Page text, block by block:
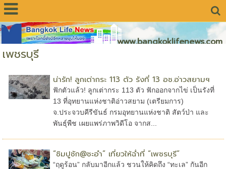
www.bangkoklifenews.com
เพชรบุรี
น่ารัก! ลูกเต่ากระ 113 ตัว รังที่ 13 อช.อ่าวสยามฯ
ฟักตัวแล้ว! ลูกเต่ากระ 113 ตัว ฟักออกจากไข่ เป็นรังที่
13 ที่อุทยานแห่งชาติอ่าวสยาม (เตรียมการ)
จ.ประจวบคีรีขันธ์ กรมอุทยานแห่งชาติ สัตว์ป่า และ
พันธุ์พืช เผยแพร่ภาพวิดีโอ จากส...
“ชิมปูชัก@ชะอำ” เที่ยวให้ฉ่ำที่ “เพชรบุรี”
“ฤดูร้อน” กลับมาอีกแล้ว ชวนให้คิดถึง “ทะเล” กันอีก